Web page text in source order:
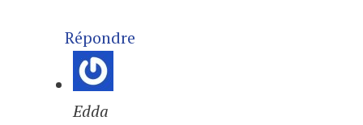
Répondre
Edda